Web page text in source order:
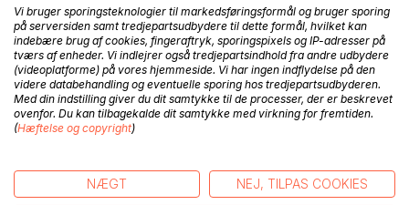
BESKRIVELSE
Bogen beskriver en kvindes rejse og spirituelle udvikling fra
lykkeligt barn i uvidenhed om universet til en voksen kvinde
der finder sin livsmission.
FORFATTER
Vi bruger sporingsteknologier til markedsføringsformål og bruger sporing
på serversiden samt tredjepartsudbydere til dette formål, hvilket kan
indebære brug af cookies, fingeraftryk, sporingspixels og IP-adresser på
tværs af enheder. Vi indlejrer også tredjepartsindhold fra andre udbydere
(videoplatforme) på vores hjemmeside. Vi har ingen indflydelse på den
videre databehandling og eventuelle sporing hos tredjepartsudbyderen.
Med din indstilling giver du dit samtykke til de processer, der er beskrevet
ovenfor. Du kan tilbagekalde dit samtykke med virkning for fremtiden.
(Hæftelse og copyright)
NÆGT NEJ, TILPAS COOKIES